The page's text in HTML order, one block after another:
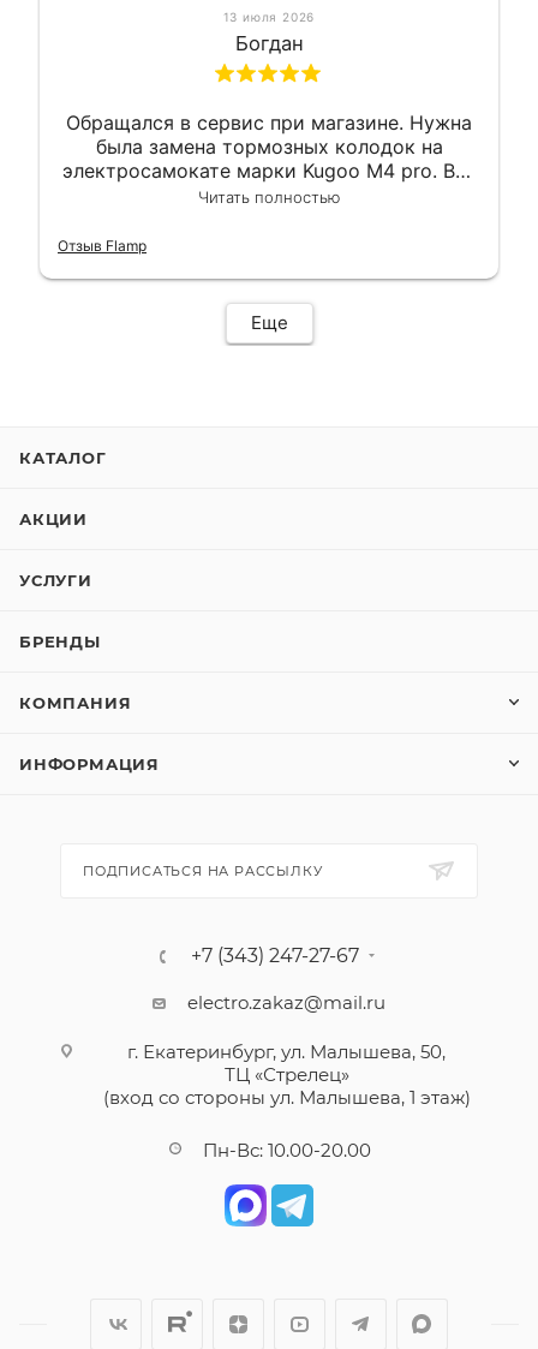
13 июля 2026
Богдан
Обращался в сервис при магазине. Нужна
была замена тормозных колодок на
электросамокате марки Kugoo M4 pro. Всё
сделали в лучшем виде и в максимально
гарантии, поэтому и обратился в этот
Читать полностью
Отзыв Flamp
Еще
КАТАЛОГ
АКЦИИ
УСЛУГИ
БРЕНДЫ
КОМПАНИЯ
ИНФОРМАЦИЯ
ПОДПИСАТЬСЯ НА РАССЫЛКУ
+7 (343) 247-27-67
electro.zakaz@mail.ru
г. Екатеринбург, ул. Малышева, 50,
ТЦ «Стрелец»
(вход со стороны ул. Малышева, 1 этаж)
Пн-Вс: 10.00-20.00